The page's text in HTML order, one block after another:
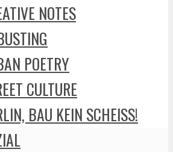
NOTES
POETRY
CULTURE
BAU KEIN SCHEISS!